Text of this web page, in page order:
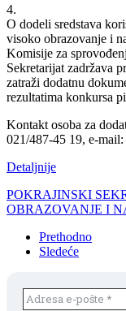
4.
O dodeli sredstava
visoko obrazovanje i
Komisije za
Sekretarijat zadržava
zatraži dodatnu
rezultatima konkursa
Kontakt osoba za
021/487-45 19, e-
Detaljnije
POKRAJINSKI
OBRAZOVANJE I
Prethodno
Sledeće